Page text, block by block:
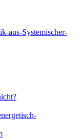
aus-Systemischer-